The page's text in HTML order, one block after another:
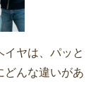
ヤは、パッと
どんな違いがあ